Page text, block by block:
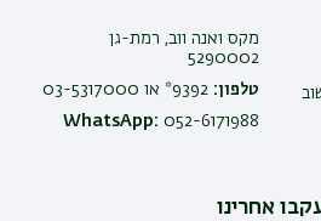
מקס ואנה ווב, רמת-גן
5290002
טלפון:
WhatsApp: 052-6171988
אחרינו